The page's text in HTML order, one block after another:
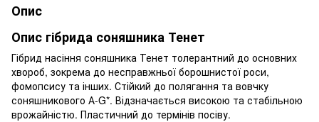
Опис
Опис гібрида соняшника Тенет
Гібрид насіння соняшника Тенет толерантний до основних
хвороб, зокрема до несправжньої борошнистої роси,
фомопсису та інших. Стійкий до полягання та вовчку
соняшникового А-G*. Відзначається високою та стабільною
врожайністю. Пластичний до термінів посіву.